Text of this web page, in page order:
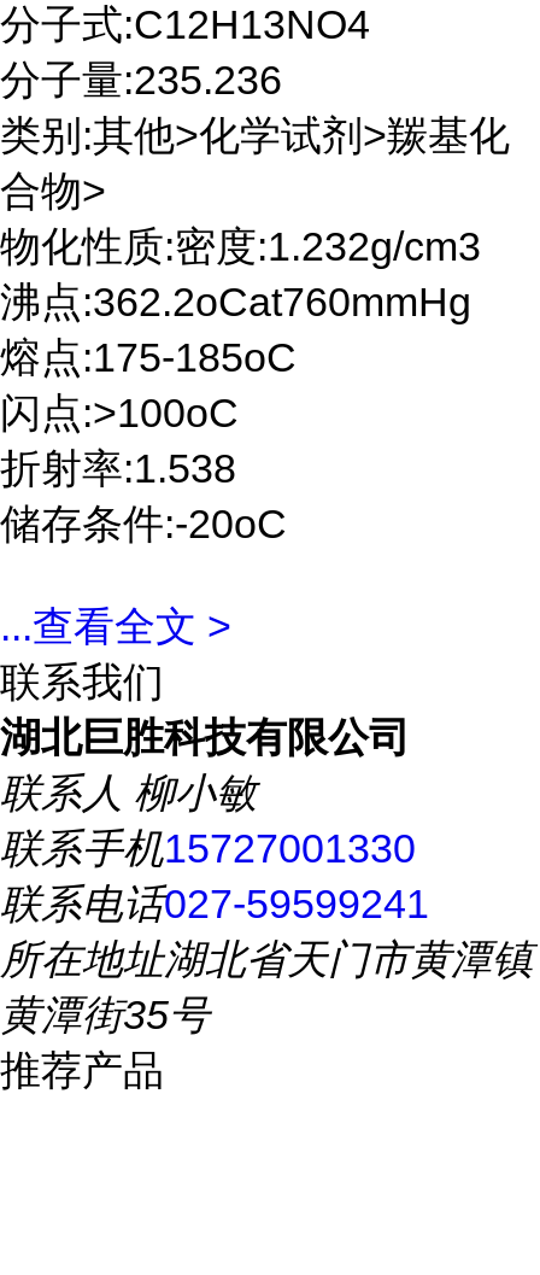
分子式:C12H13NO4
分子量:235.236
类别:其他>化学试剂>羰基化
合物>
物化性质:密度:1.232g/cm3
沸点:362.2oCat760mmHg
熔点:175-185oC
闪点:>100oC
折射率:1.538
储存条件:-20oC
...查看全文 >
联系我们
湖北巨胜科技有限公司
联系人 柳小敏
联系手机15727001330
联系电话027-59599241
所在地址湖北省天门市黄潭镇
黄潭街35号
推荐产品